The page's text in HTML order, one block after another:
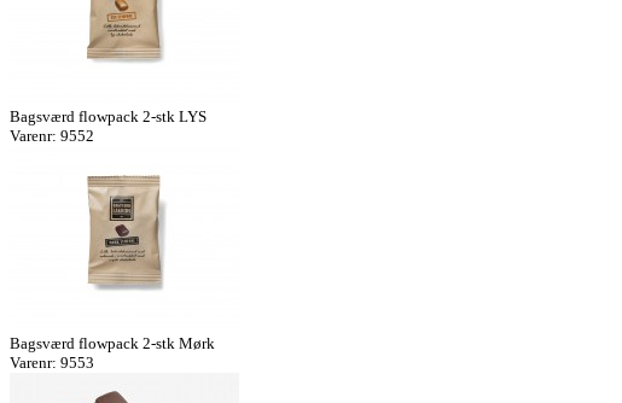
Bagsværd flowpack 2-stk LYS
Varenr: 9552
Bagsværd flowpack 2-stk Mørk
Varenr: 9553